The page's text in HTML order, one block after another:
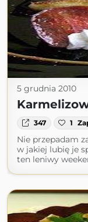
5 grudnia 2010
347 1
Nie przepadam
w jakiej lubię je
ten leniwy